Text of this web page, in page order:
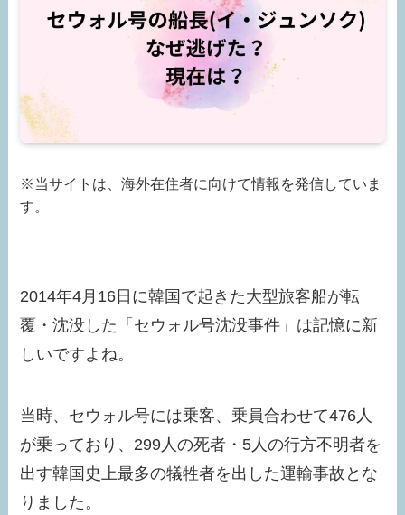
※当サイトは、海外在住者に向けて情報を発信していま
す。
2014年4月16日に韓国で起きた大型旅客船が転
覆・沈没した「セウォル号沈没事件」は記憶に新
しいですよね。
当時、セウォル号には乗客、乗員合わせて476人
が乗っており、299人の死者・5人の行方不明者を
出す韓国史上最多の犠牲者を出した運輸事故とな
りました。